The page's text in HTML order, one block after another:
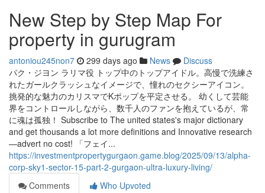
New Step by Step Map For
property in gurugram
antoniou245non7 299 days ago News
Discuss
パク・ジヨン ラリマ役 トップ中のトップアイドル。高慢で洗練さ
れたガールクラッシュなイメージで、憧れのセクシーアイコン。
挑発的な魅力のカリスマでKポップを平定させる。 幼くして芸能
界をコントロールしながら、数千人のファンを抱えているが、常
に魂は孤独！ Subscribe to The united states's major dictionary
and get thousands a lot more definitions and Innovative research
—advert no cost! 「フェイ...
https://investmentpropertygurgaon.game.blog/2025/09/13/alpha-
corp-sky1-sector-15-part-2-gurgaon-ultra-luxury-living/
Comments
Who Upvoted